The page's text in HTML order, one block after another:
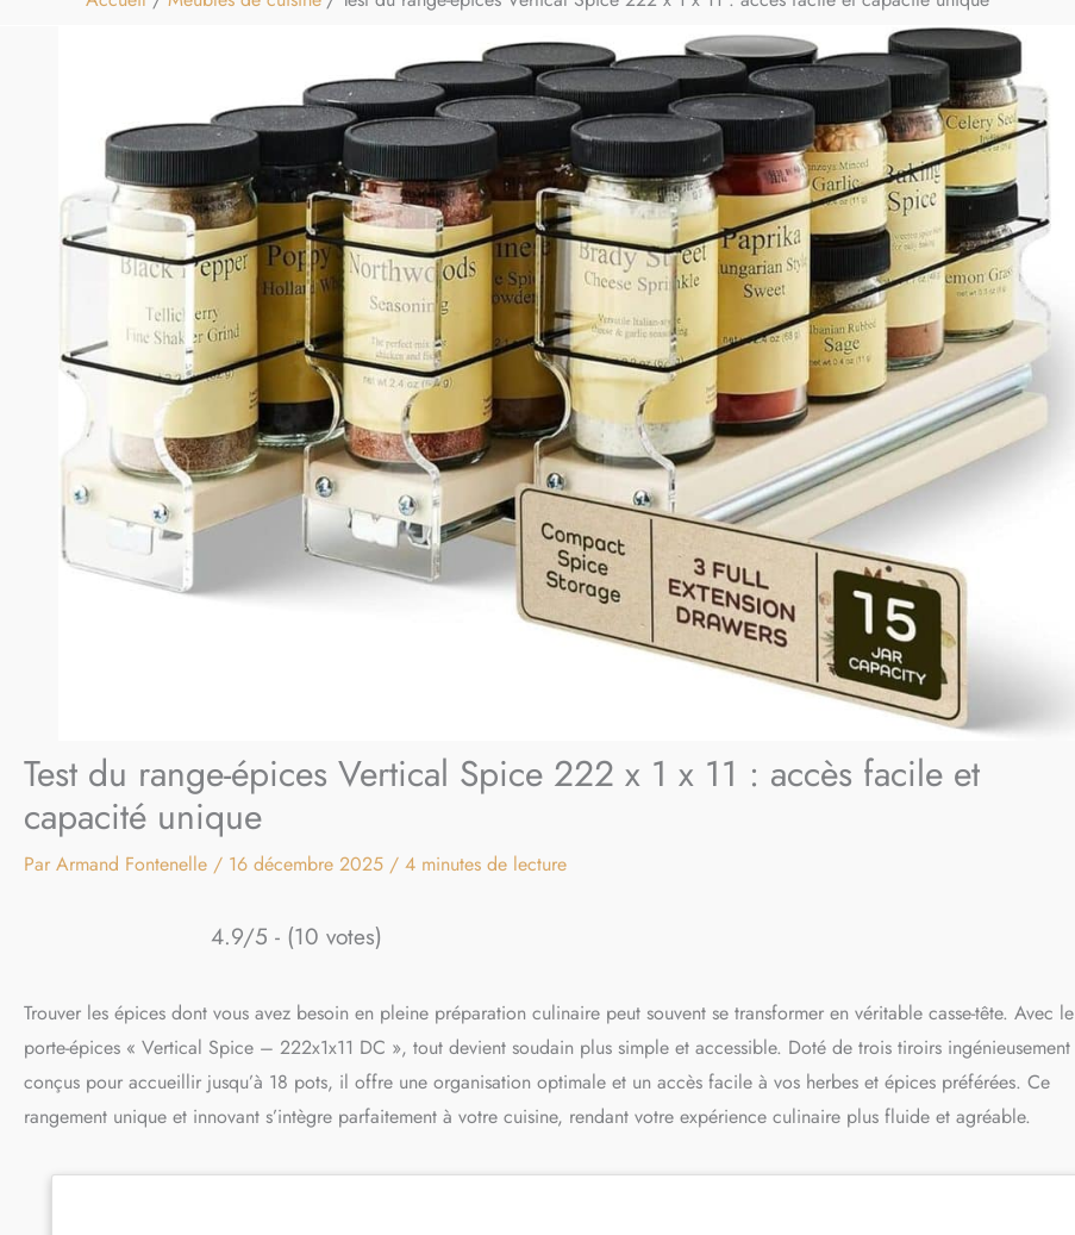
Test du range-épices Vertical Spice 222 x 1 x 11 : accès facile et
capacité unique
Par Armand Fontenelle / 16 décembre 2025 / 4 minutes de lecture
4.9/5 - (10 votes)
Trouver les épices dont vous avez besoin en pleine préparation culinaire peut souvent se transformer en véritable casse-tête. Avec le
porte-épices « Vertical Spice – 222x1x11 DC », tout devient soudain plus simple et accessible. Doté de trois tiroirs ingénieusement
conçus pour accueillir jusqu’à 18 pots, il offre une organisation optimale et un accès facile à vos herbes et épices préférées. Ce
rangement unique et innovant s’intègre parfaitement à votre cuisine, rendant votre expérience culinaire plus fluide et agréable.